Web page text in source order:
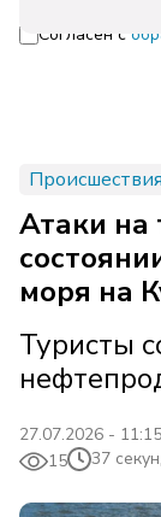
Согласен с
Происшествия
Атаки на
моря на
Туристы
27.07.2026 - 11:15
15
37